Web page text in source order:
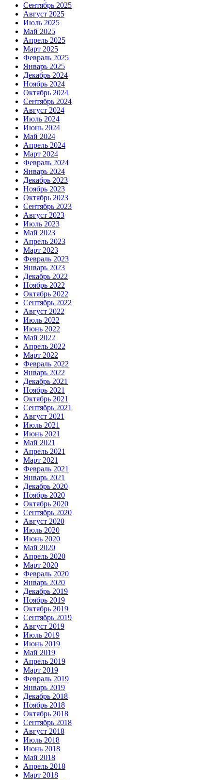
Сентябрь 2025
Август 2025
Июль 2025
Май 2025
Апрель 2025
Март 2025
Февраль 2025
Январь 2025
Декабрь 2024
Ноябрь 2024
Октябрь 2024
Сентябрь 2024
Август 2024
Июль 2024
Июнь 2024
Май 2024
Апрель 2024
Март 2024
Февраль 2024
Январь 2024
Декабрь 2023
Ноябрь 2023
Октябрь 2023
Сентябрь 2023
Август 2023
Июль 2023
Май 2023
Апрель 2023
Март 2023
Февраль 2023
Январь 2023
Декабрь 2022
Ноябрь 2022
Октябрь 2022
Сентябрь 2022
Август 2022
Июль 2022
Июнь 2022
Май 2022
Апрель 2022
Март 2022
Февраль 2022
Январь 2022
Декабрь 2021
Ноябрь 2021
Октябрь 2021
Сентябрь 2021
Август 2021
Июль 2021
Июнь 2021
Май 2021
Апрель 2021
Март 2021
Февраль 2021
Январь 2021
Декабрь 2020
Ноябрь 2020
Октябрь 2020
Сентябрь 2020
Август 2020
Июль 2020
Июнь 2020
Май 2020
Апрель 2020
Март 2020
Февраль 2020
Январь 2020
Декабрь 2019
Ноябрь 2019
Октябрь 2019
Сентябрь 2019
Август 2019
Июль 2019
Июнь 2019
Май 2019
Апрель 2019
Март 2019
Февраль 2019
Январь 2019
Декабрь 2018
Ноябрь 2018
Октябрь 2018
Сентябрь 2018
Август 2018
Июль 2018
Июнь 2018
Май 2018
Апрель 2018
Март 2018